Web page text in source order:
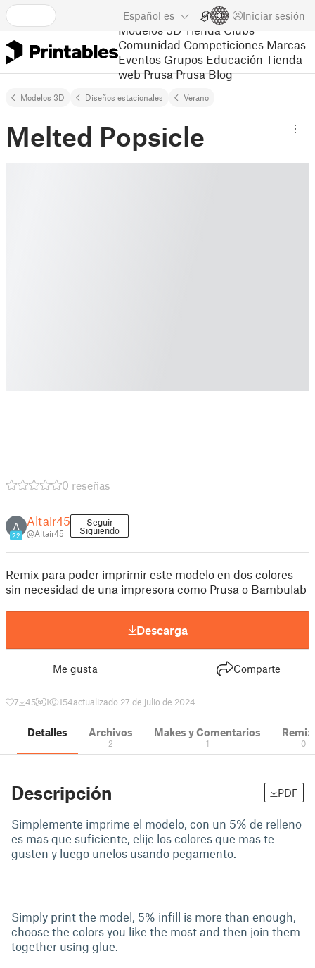
Español es Iniciar sesión
Modelos 3D Tienda Clubs
Comunidad Competiciones Marcas
Eventos Grupos Educación Tienda
web Prusa Prusa Blog
Modelos 3D Diseños estacionales Verano
Melted Popsicle
0 reseñas
A
22
Altair45
@Altair45
Seguir
Siguiendo
Remix para poder imprimir este modelo en dos colores
sin necesidad de una impresora como Prusa o Bambulab
Descarga
Me gusta Comparte
7 45 1 154actualizado 27 de julio de 2024
Detalles Archivos
2
Makes y Comentarios
1 0
Descripción PDF
Simplemente imprime el modelo, con un 5% de relleno
es mas que suficiente, elije los colores que mas te
gusten y luego unelos usando pegamento.
Simply print the model, 5% infill is more than enough,
choose the colors you like the most and then join them
together using glue.